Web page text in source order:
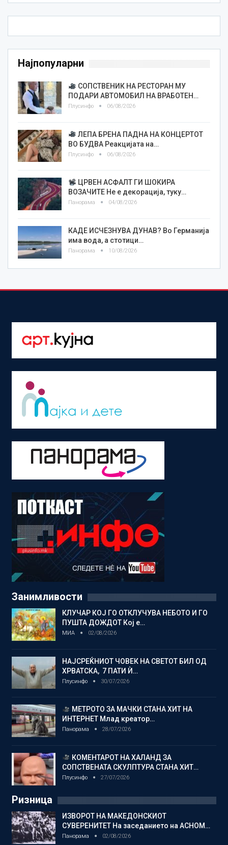
Најпопуларни
СОПСТВЕНИК НА РЕСТОРАН МУ
ПОДАРИ АВТОМОБИЛ НА ВРАБОТЕН…
Плусинфо 06/08/2026
ЛЕПА БРЕНА ПАДНА НА КОНЦЕРТОТ
ВО БУДВА Реакцијата на…
Плусинфо 06/08/2026
ЦРВЕН АСФАЛТ ГИ ШОКИРА
ВОЗАЧИТЕ Не е декорација, туку…
Панорама 04/08/2026
КАДЕ ИСЧЕЗНУВА ДУНАВ? Во Германија
има вода, а стотици…
Панорама 10/08/2026
Занимливости
КЛУЧАР КОЈ ГО ОТКЛУЧУВА НЕБОТО И ГО
ПУШТА ДОЖДОТ Кој е…
МИА 02/08/2026
НАЈСРЕЌНИОТ ЧОВЕК НА СВЕТОТ БИЛ ОД
ХРВАТСКА, 7 ПАТИ Ѝ…
Плусинфо 30/07/2026
МЕТРОТО ЗА МАЧКИ СТАНА ХИТ НА
ИНТЕРНЕТ Млад креатор…
Панорама 28/07/2026
КОМЕНТАРОТ НА ХАЛАНД ЗА
СОПСТВЕНАТА СКУЛПТУРА СТАНА ХИТ…
Плусинфо 27/07/2026
Ризница
ИЗВОРОТ НА МАКЕДОНСКИОТ
СУВЕРЕНИТЕТ На заседанието на АСНОМ…
Панорама 02/08/2026